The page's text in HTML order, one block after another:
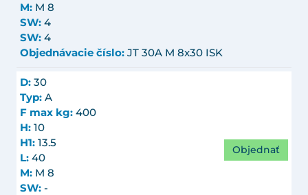
M: M 8
SW: 4
SW: 4
Objednávacie číslo: JT 30A M 8x30 ISK
D: 30
Typ: A
F max kg: 400
H: 10
H1: 13.5
L: 40
M: M 8
SW: -
Objednať